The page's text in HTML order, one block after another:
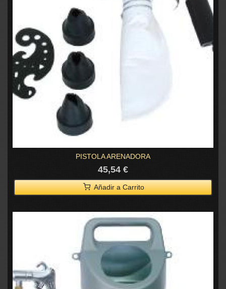
PISTOLA ARENADORA
45,54 €
Añadir a Carrito